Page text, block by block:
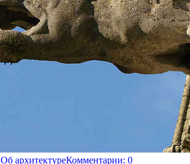
Об архитектуреКомментарии: 0